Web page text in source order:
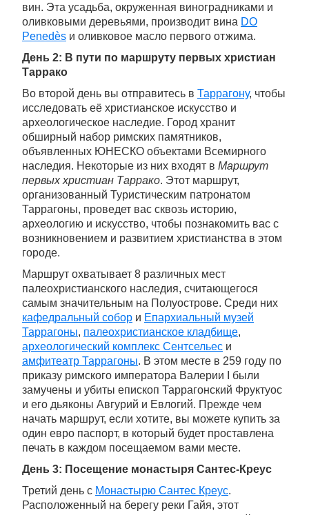
вин. Эта усадьба, окруженная виноградниками и
оливковыми деревьями, производит вина DO
Penedès и оливковое масло первого отжима.
День 2: В пути по маршруту первых христиан
Таррако
Во второй день вы отправитесь в Таррагону, чтобы
исследовать её христианское искусство и
археологическое наследие. Город хранит
обширный набор римских памятников,
объявленных ЮНЕСКО объектами Всемирного
наследия. Некоторые из них входят в Маршрут
первых христиан Таррако. Этот маршрут,
организованный Туристическим патронатом
Таррагоны, проведет вас сквозь историю,
археологию и искусство, чтобы познакомить вас с
возникновением и развитием христианства в этом
городе.
Маршрут охватывает 8 различных мест
палеохристианского наследия, считающегося
самым значительным на Полуострове. Среди них
кафедральный собор и Епархиальный музей
Таррагоны, палеохристианское кладбище,
археологический комплекс Сентсельес и
амфитеатр Таррагоны. В этом месте в 259 году по
приказу римского императора Валерии I были
замучены и убиты епископ Таррагонский Фруктуос
и его дьяконы Авгурий и Евлогий. Прежде чем
начать маршрут, если хотите, вы можете купить за
один евро паспорт, в который будет проставлена
печать в каждом посещаемом вами месте.
День 3: Посещение монастыря Сантес-Креус
Третий день с Монастырю Сантес Креус.
Расположенный на берегу реки Гайя, этот